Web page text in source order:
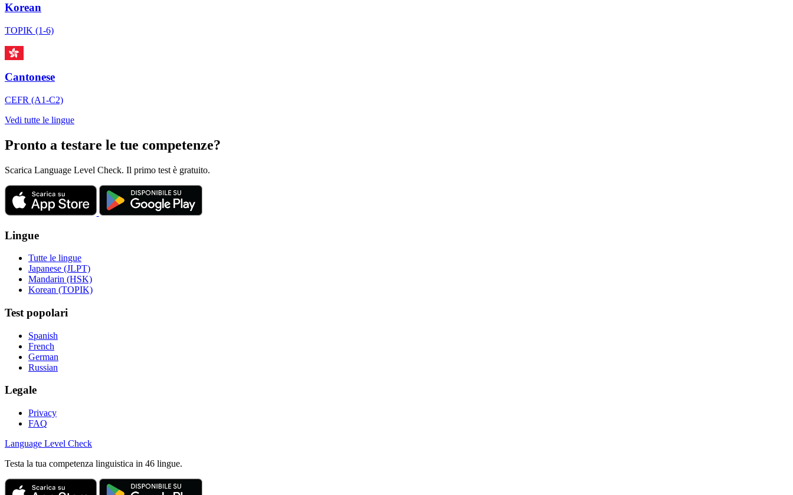
Korean
TOPIK (1-6)
Cantonese
CEFR (A1-C2)
Vedi tutte le lingue
Pronto a testare le tue competenze?
Scarica Language Level Check. Il primo test è gratuito.
Lingue
Tutte le lingue
Japanese (JLPT)
Mandarin (HSK)
Korean (TOPIK)
Test popolari
Spanish
French
German
Russian
Legale
Privacy
FAQ
Language Level Check
Testa la tua competenza linguistica in 46 lingue.